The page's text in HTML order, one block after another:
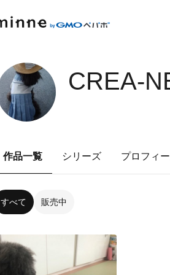
CREA-
作品一覧 シリーズ プロフィ
すべて 販売中